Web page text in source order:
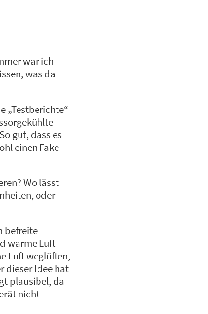
war ich
was da
„Testberichte“
gut, dass es
einen Fake
Wo lässt
oder
befreite
warme Luft
Luft weglüften,
dieser Idee hat
plausibel, da
nicht